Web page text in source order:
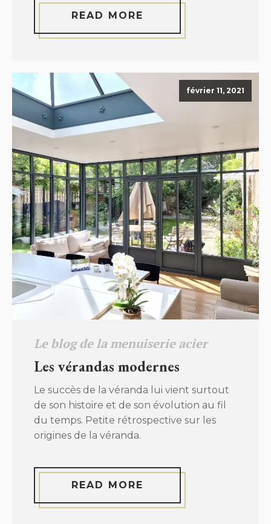
READ MORE
février 11, 2021
Le blog de la menuiserie acier
Les vérandas modernes
Le succès de la véranda lui vient surtout
de son histoire et de son évolution au fil
du temps. Petite rétrospective sur les
origines de la véranda.
READ MORE